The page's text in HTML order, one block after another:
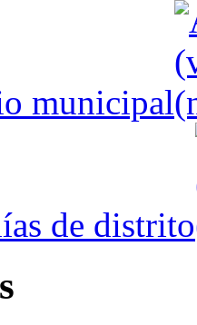
municipal
de distrito